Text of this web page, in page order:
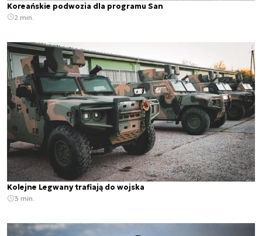
Koreańskie podwozia dla programu San
2 min.
Kolejne Legwany trafiają do wojska
3 min.